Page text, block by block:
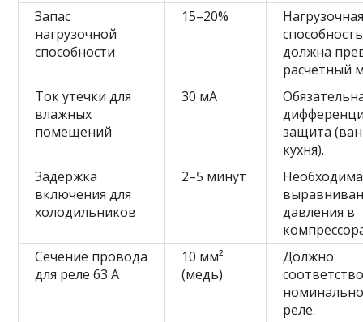
Запас
нагрузочной
способности
15–20%
должна
расчетный
Ток утечки для
влажных
помещений
30 мА
защита
кухня).
Задержка
включения для
холодильников
2–5 минут
давления в
Сечение провода
для реле 63 А
10 мм²
(медь)
Должно
реле.